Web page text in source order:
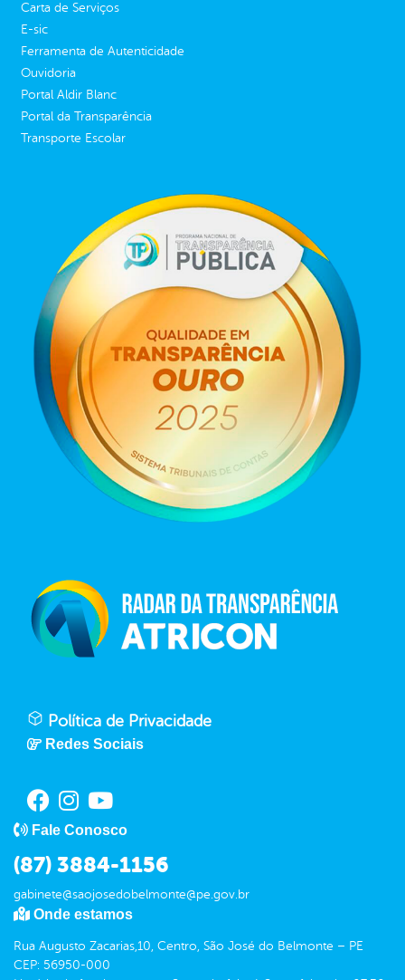
Carta de Serviços
E-sic
Ferramenta de Autenticidade
Ouvidoria
Portal Aldir Blanc
Portal da Transparência
Transporte Escolar
Política de Privacidade
Redes Sociais
Fale Conosco
(87) 3884-1156
gabinete@saojosedobelmonte@pe.gov.br
Onde estamos
Rua Augusto Zacarias,10, Centro, São José do Belmonte – PE
CEP: 56950-000